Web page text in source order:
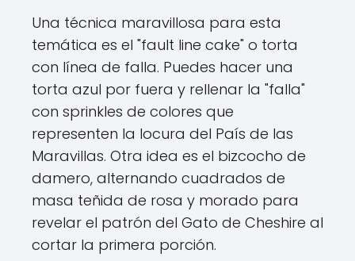
Una técnica maravillosa para esta
temática es el "fault line cake" o torta
con línea de falla. Puedes hacer una
torta azul por fuera y rellenar la "falla"
con sprinkles de colores que
representen la locura del País de las
Maravillas. Otra idea es el bizcocho de
damero, alternando cuadrados de
masa teñida de rosa y morado para
revelar el patrón del Gato de Cheshire al
cortar la primera porción.